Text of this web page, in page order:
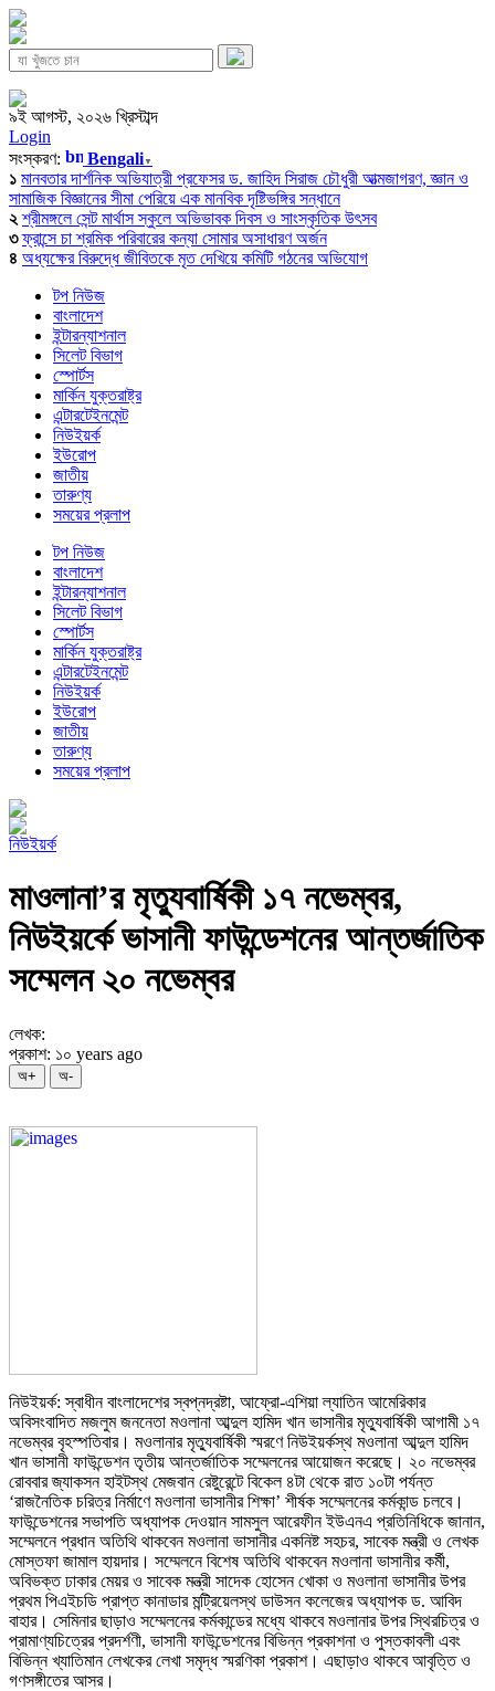
৯ই আগস্ট, ২০২৬ খ্রিস্টাব্দ
Login
সংস্করণ:
Bengali▼
১ মানবতার দার্শনিক অভিযাত্রী প্রফেসর ড. জাহিদ সিরাজ চৌধুরী আত্মজাগরণ, জ্ঞান ও
সামাজিক বিজ্ঞানের সীমা পেরিয়ে এক মানবিক দৃষ্টিভঙ্গির সন্ধানে
২ শ্রীমঙ্গলে সেন্ট মার্থাস স্কুলে অভিভাবক দিবস ও সাংস্কৃতিক উৎসব
৩ ফ্রান্সে চা শ্রমিক পরিবারের কন্যা সোমার অসাধারণ অর্জন
৪ অধ্যক্ষের বিরুদ্ধে জীবিতকে মৃত দেখিয়ে কমিটি গঠনের অভিযোগ
টপ নিউজ
বাংলাদেশ
ইন্টারন্যাশনাল
সিলেট বিভাগ
স্পোর্টস
মার্কিন যুক্তরাষ্ট্র
এন্টারটেইনমেন্ট
নিউইয়র্ক
ইউরোপ
জাতীয়
তারুণ্য
সময়ের প্রলাপ
টপ নিউজ
বাংলাদেশ
ইন্টারন্যাশনাল
সিলেট বিভাগ
স্পোর্টস
মার্কিন যুক্তরাষ্ট্র
এন্টারটেইনমেন্ট
নিউইয়র্ক
ইউরোপ
জাতীয়
তারুণ্য
সময়ের প্রলাপ
নিউইয়র্ক
মাওলানা’র মৃত্যুবার্ষিকী ১৭ নভেম্বর,
নিউইয়র্কে ভাসানী ফাউন্ডেশনের আন্তর্জাতিক
সম্মেলন ২০ নভেম্বর
লেখক:
প্রকাশ: ১০ years ago
অ+ অ-
নিউইয়র্ক: স্বাধীন বাংলাদেশের স্বপ্নদ্রষ্টা, আফ্রো-এশিয়া ল্যাতিন আমেরিকার
অবিসংবাদিত মজলুম জননেতা মওলানা আব্দুল হামিদ খান ভাসানীর মৃত্যুবার্ষিকী আগামী ১৭
নভেম্বর বৃহস্পতিবার। মওলানার মৃত্যুবার্ষিকী স্মরণে নিউইয়র্কস্থ মওলানা আব্দুল হামিদ
খান ভাসানী ফাউন্ডেশন তৃতীয় আন্তর্জাতিক সম্মেলনের আয়োজন করেছে। ২০ নভেম্বর
রোববার জ্যাকসন হাইটস্থ মেজবান রেষ্টুরেন্টে বিকেল ৪টা থেকে রাত ১০টা পর্যন্ত
‘রাজনৈতিক চরিত্র নির্মাণে মওলানা ভাসানীর শিক্ষা’ শীর্ষক সম্মেলনের কর্মকান্ড চলবে।
ফাউন্ডেশনের সভাপতি অধ্যাপক দেওয়ান সামসুল আরেফীন ইউএনএ প্রতিনিধিকে জানান,
সম্মেলনে প্রধান অতিথি থাকবেন মওলানা ভাসানীর একনিষ্ট সহচর, সাবেক মন্ত্রী ও লেখক
মোস্তফা জামাল হায়দার। সম্মেলনে বিশেষ অতিথি থাকবেন মওলানা ভাসানীর কর্মী,
অবিভক্ত ঢাকার মেয়র ও সাবেক মন্ত্রী সাদেক হোসেন খোকা ও মওলানা ভাসানীর উপর
প্রথম পিএইচডি প্রাপ্ত কানাডার মন্ট্রিয়েলস্থ ডাউসন কলেজের অধ্যাপক ড. আবিদ
বাহার। সেমিনার ছাড়াও সম্মেলনের কর্মকান্ডের মধ্যে থাকবে মওলানার উপর স্থিরচিত্র ও
প্রামাণ্যচিত্রের প্রদর্শণী, ভাসানী ফাউন্ডেশনের বিভিন্ন প্রকাশনা ও পুস্তকাবলী এবং
বিভিন্ন খ্যাতিমান লেখকের লেখা সমৃদ্ধ স্মরণিকা প্রকাশ। এছাড়াও থাকবে আবৃত্তি ও
গণসঙ্গীতের আসর।